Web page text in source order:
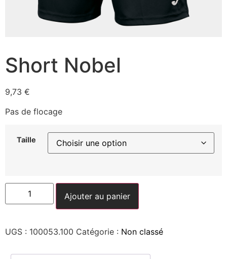
Short Nobel
9,73 €
Pas de flocage
Taille
Ajouter au panier
UGS : 100053.100 Catégorie : Non classé